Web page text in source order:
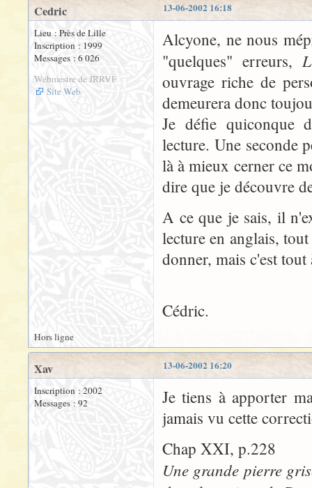
13-06-2002 16:18
Cedric
Lieu : Près de Lille
Inscription : 1999
Messages : 6 026
Webmestre de JRRVF
Site Web
Alcyone, ne nous
"quelques" erreurs,
ouvrage riche de
demeurera donc
Je défie quiconque
lecture. Une seconde
là à mieux cerner ce
dire que je découvre
A ce que je sais, il
lecture en anglais,
donner, mais c'est
Cédric.
Hors ligne
13-06-2002 16:20
Xav
Inscription : 2002
Messages : 92
Je tiens à apporter
jamais vu cette
Chap XXI, p.228
Une grande pierre